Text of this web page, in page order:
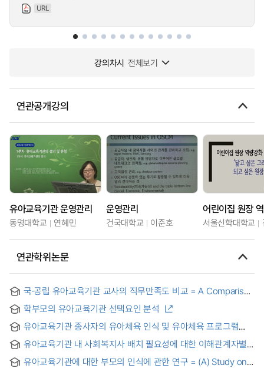
URL
강의차시 전체보기
연관공개강의
유아교육기관 운영관리
동명대학교 연혜민
운영관리
건국대학교 이준호 서울신학대학교
연관학위논문
국·공립 유아교육기관 교사의 직무만족도 비교 = A Comparison
of teachers′ Job Satisfaction in a public a kindergarten and
a public nursery
학부모의 유아교육기관 선택요인 분석
유아교육기관 종사자의 유아체육 인식 및 유아체육 프로그램
개선 방안 = Improvement plan of Children’s physical
education and sports program of Children education
institute
유아교육기관 내 사회복지사 배치 필요성에 대한 이해관계자별
인식 비교
유아교육기관에 대한 부모의 인식에 관한 연구 = (A) Study on